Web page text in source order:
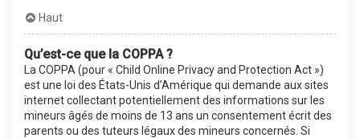
Haut
Qu’est-ce que la COPPA ?
La COPPA (pour « Child Online Privacy and Protection Act »)
est une loi des États-Unis d’Amérique qui demande aux sites
internet collectant potentiellement des informations sur les
mineurs âgés de moins de 13 ans un consentement écrit des
parents ou des tuteurs légaux des mineurs concernés. Si